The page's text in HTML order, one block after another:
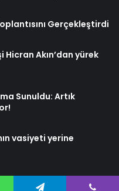
Gerçekleştirdi
Hicran Akın’dan yürek
Sunuldu: Artık
vasiyeti yerine